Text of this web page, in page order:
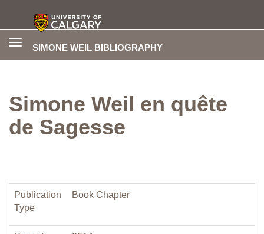
SIMONE WEIL BIBLIOGRAPHY
Toggle
Simone Weil en quête
de Sagesse
Publication
Type
Book Chapter